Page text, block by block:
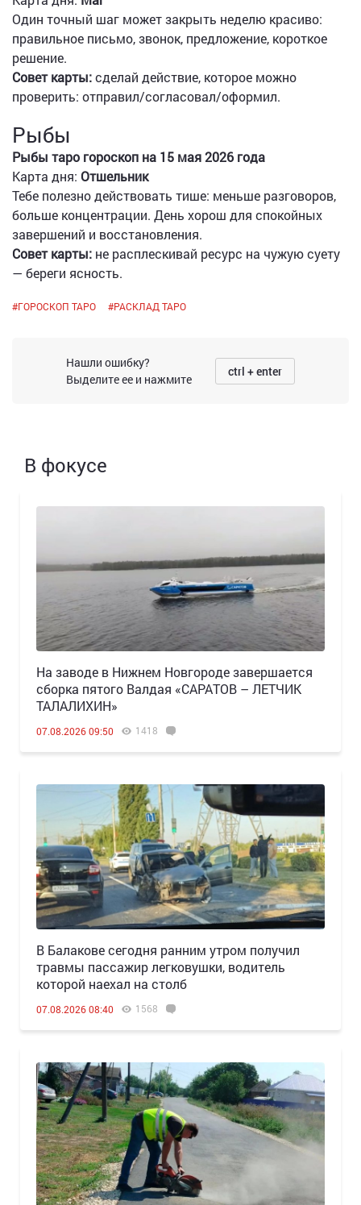
Один точный шаг может закрыть неделю красиво:
правильное письмо, звонок, предложение, короткое
решение.
Совет карты:сделай действие, которое можно
проверить: отправил/согласовал/оформил.
Рыбы
Рыбы таро гороскоп на 15 мая 2026 года
Карта дня: Отшельник
Тебе полезно действовать тише: меньше разговоров,
больше концентрации. День хорош для спокойных
завершений и восстановления.
Совет карты: не расплескивай ресурс на чужую суету
— береги ясность.
#ГОРОСКОП ТАРО #РАСКЛАД ТАРО
Нашли ошибку?
Выделите ее и нажмите
ctrl + enter
В фокусе
Н️а заводе в Нижнем Новгороде завершается
сборка пятого Валдая «САРАТОВ – ЛЕТЧИК
ТАЛАЛИХИН»
07.08.2026 09:50 1418
В Балакове сегодня ранним утром получил
травмы пассажир легковушки, водитель
которой наехал на столб
07.08.2026 08:40 1568